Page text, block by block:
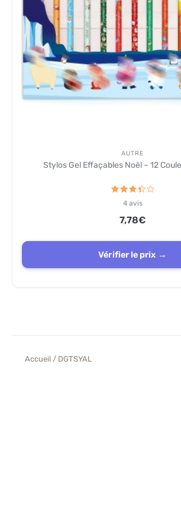
AUTRE
Stylos Gel Effaçables Noël – 12
Note
3.5
4avis
7,78€
Vérifier le prix →
Accueil / DGTSYAL